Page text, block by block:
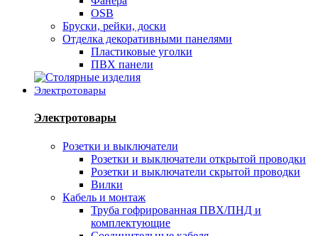
OSB
Бруски, рейки, доски
Отделка декоративными панелями
Пластиковые уголки
ПВХ панели
Электротовары
Электротовары
Розетки и выключатели
Розетки и выключатели открытой проводки
Розетки и выключатели скрытой проводки
Вилки
Кабель и монтаж
Труба гофрированная ПВХ/ПНД и
комплектующие